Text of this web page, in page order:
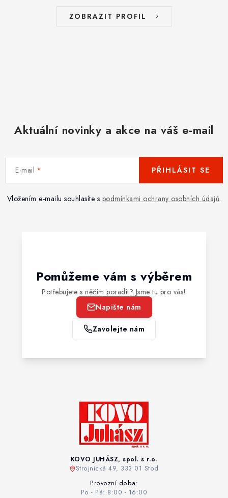
ZOBRAZIT PROFIL
Aktuální novinky a akce na váš e-mail
E-mail
Vložením e-mailu souhlasíte s podmínkami ochrany osobních údajů.
PŘIHLÁSIT SE
Pomůžeme vám s výběrem
Potřebujete s něčím poradit? Jsme tu pro vás!
Napište nám
Zavolejte nám
KOVO JUHÁSZ, spol. s r.o.
Strojnická 49, 333 01 Stod
Provozní doba:
Po - Pá: 8:00 - 16:00